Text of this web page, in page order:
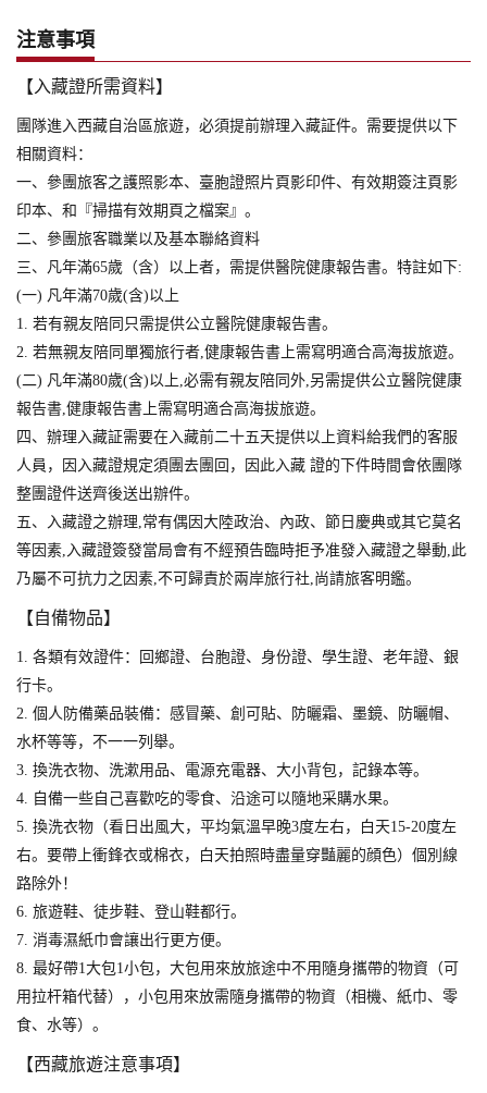
注意事項
【入藏證所需資料】
團隊進入西藏自治區旅遊，必須提前辦理入藏証件。需要提供以下
相關資料：
一、參團旅客之護照影本、臺胞證照片頁影印件、有效期簽注頁影
印本、和『掃描有效期頁之檔案』。
二、參團旅客職業以及基本聯絡資料
三、凡年滿65歲（含）以上者，需提供醫院健康報告書。特註如下:
(一) 凡年滿70歲(含)以上
1. 若有親友陪同只需提供公立醫院健康報告書。
2. 若無親友陪同單獨旅行者,健康報告書上需寫明適合高海拔旅遊。
(二) 凡年滿80歲(含)以上,必需有親友陪同外,另需提供公立醫院健康
報告書,健康報告書上需寫明適合高海拔旅遊。
四、辦理入藏証需要在入藏前二十五天提供以上資料給我們的客服
人員，因入藏證規定須團去團回，因此入藏 證的下件時間會依團隊
整團證件送齊後送出辦件。
五、入藏證之辦理,常有偶因大陸政治、內政、節日慶典或其它莫名
等因素,入藏證簽發當局會有不經預告臨時拒予准發入藏證之舉動,此
乃屬不可抗力之因素,不可歸責於兩岸旅行社,尚請旅客明鑑。
【自備物品】
1. 各類有效證件：回鄉證、台胞證、身份證、學生證、老年證、銀
行卡。
2. 個人防備藥品裝備：感冒藥、創可貼、防曬霜、墨鏡、防曬帽、
水杯等等，不一一列舉。
3. 換洗衣物、洗漱用品、電源充電器、大小背包，記錄本等。
4. 自備一些自己喜歡吃的零食、沿途可以隨地采購水果。
5. 換洗衣物（看日出風大，平均氣溫早晚3度左右，白天15-20度左
右。要帶上衝鋒衣或棉衣，白天拍照時盡量穿豔麗的顔色）個別線
路除外！
6. 旅遊鞋、徒步鞋、登山鞋都行。
7. 消毒濕紙巾會讓出行更方便。
8. 最好帶1大包1小包，大包用來放旅途中不用隨身攜帶的物資（可
用拉杆箱代替），小包用來放需隨身攜帶的物資（相機、紙巾、零
食、水等）。
【西藏旅遊注意事項】